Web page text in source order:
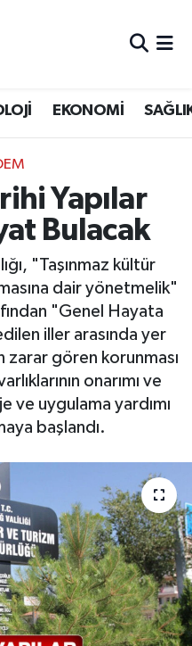
EKONOMİ
Yapılar
Bulacak
"Taşınmaz kültür
dair yönetmelik"
"Genel Hayata
iller arasında yer
zarar gören korunması
onarımı ve
ve uygulama yardımı
başlandı.
Haritası
ve Fikstür